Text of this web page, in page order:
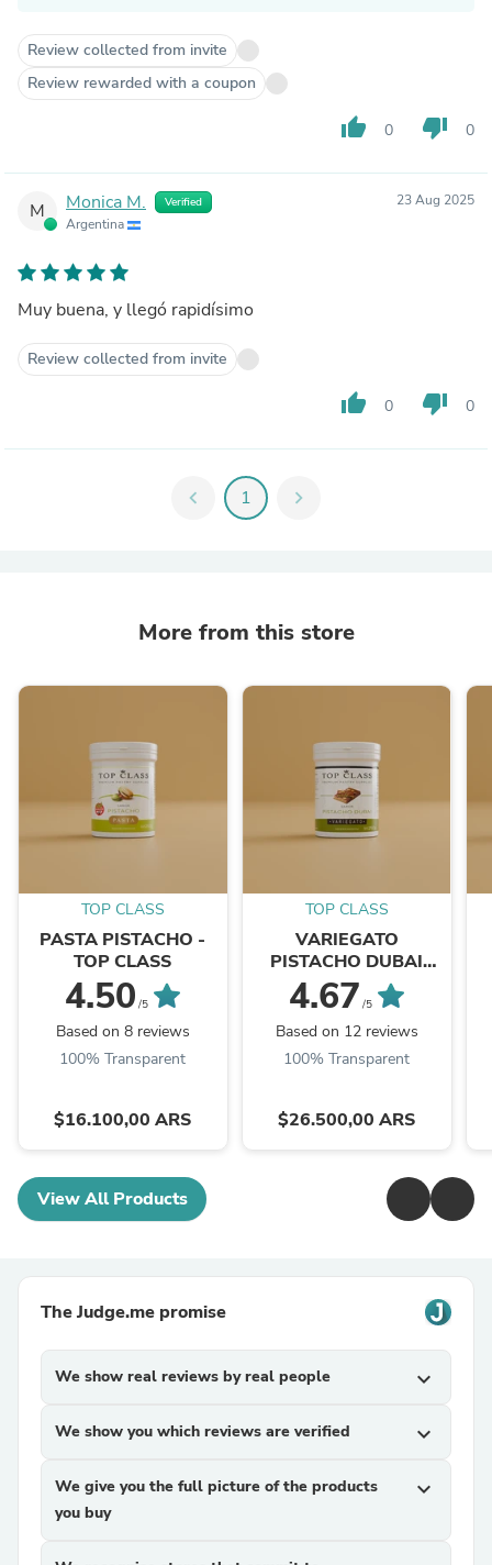
Review collected from invite
Review rewarded with a coupon
thumb_up 0 thumb_down 0
M Monica M. Verified
Argentina
23 Aug 2025
Muy buena, y llegó rapidísimo
Review collected from invite
thumb_up 0 thumb_down 0
chevron_left 1 chevron_right
More from this store
TOP CLASS
PASTA PISTACHO -
TOP CLASS
4.50 /5
Based on 8 reviews
100% Transparent
$16.100,00 ARS
TOP CLASS
VARIEGATO
PISTACHO DUBAI
(CON KADAIF) - TOP
CLASS
4.67 /5
Based on 12 reviews
100% Transparent
$26.500,00 ARS
View All Products
The Judge.me promise
We show real reviews by real people expand_more
We show you which reviews are verified expand_more
We give you the full picture of the products
you buy
expand_more